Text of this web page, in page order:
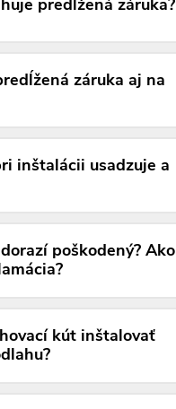
predĺžená záruka?
záruka aj na
inštalácii usadzuje a
poškodený? Ako
kút inštalovať